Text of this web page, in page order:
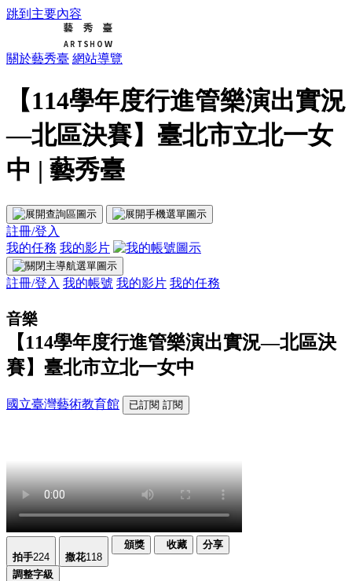
跳到主要內容
關於藝秀臺 網站導覽
【114學年度行進管樂演出實況
—北區決賽】臺北市立北一女
中 | 藝秀臺
註冊/登入
我的任務 我的影片
註冊/登入 我的帳號 我的影片 我的任務
音樂
【114學年度行進管樂演出實況—北區決
賽】臺北市立北一女中
國立臺灣藝術教育館 已訂閱 訂閱
拍手224 撒花118
頒獎 收藏 分享
調整字級